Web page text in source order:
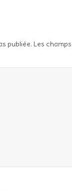
publiée. Les